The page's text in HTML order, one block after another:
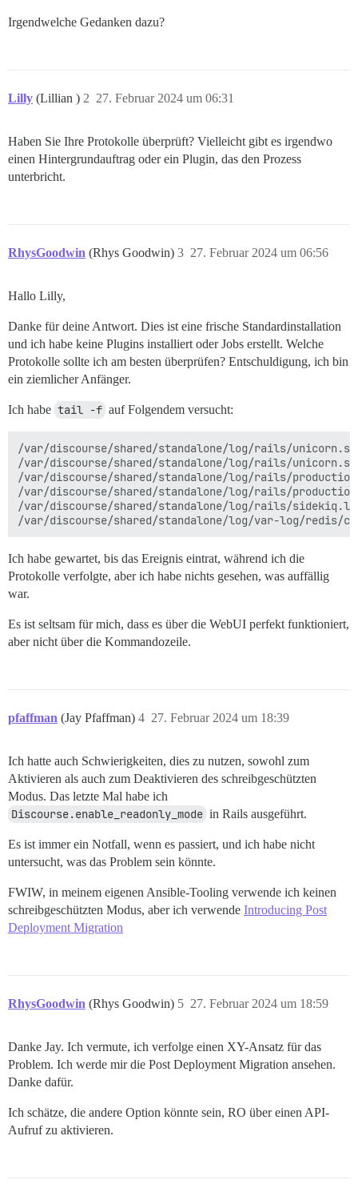
Irgendwelche Gedanken dazu?
Lilly (Lillian ) 27. Februar 2024 um 06:31
2
Haben Sie Ihre Protokolle überprüft? Vielleicht gibt es irgendwo
einen Hintergrundauftrag oder ein Plugin, das den Prozess
unterbricht.
RhysGoodwin (Rhys Goodwin) 27. Februar 2024 um 06:56
3
Hallo Lilly,
Danke für deine Antwort. Dies ist eine frische Standardinstallation
und ich habe keine Plugins installiert oder Jobs erstellt. Welche
Protokolle sollte ich am besten überprüfen? Entschuldigung, ich bin
ein ziemlicher Anfänger.
Ich habe tail -f auf Folgendem versucht:
/var/discourse/shared/standalone/log/rails/
/var/discourse/shared/standalone/log/rails/
/var/discourse/shared/standalone/log/rails/
/var/discourse/shared/standalone/log/rails/
/var/discourse/shared/standalone/log/rails/
Ich habe gewartet, bis das Ereignis eintrat, während ich die
Protokolle verfolgte, aber ich habe nichts gesehen, was auffällig
war.
Es ist seltsam für mich, dass es über die WebUI perfekt funktioniert,
aber nicht über die Kommandozeile.
pfaffman (Jay Pfaffman) 27. Februar 2024 um 18:39
4
Ich hatte auch Schwierigkeiten, dies zu nutzen, sowohl zum
Aktivieren als auch zum Deaktivieren des schreibgeschützten
Modus. Das letzte Mal habe ich
Discourse.enable_readonly_mode in Rails ausgeführt.
Es ist immer ein Notfall, wenn es passiert, und ich habe nicht
untersucht, was das Problem sein könnte.
FWIW, in meinem eigenen Ansible-Tooling verwende ich keinen
schreibgeschützten Modus, aber ich verwende Introducing Post
Deployment Migration
RhysGoodwin (Rhys Goodwin) 27. Februar 2024 um 18:59
5
Danke Jay. Ich vermute, ich verfolge einen XY-Ansatz für das
Problem. Ich werde mir die Post Deployment Migration ansehen.
Danke dafür.
Ich schätze, die andere Option könnte sein, RO über einen API-
Aufruf zu aktivieren.